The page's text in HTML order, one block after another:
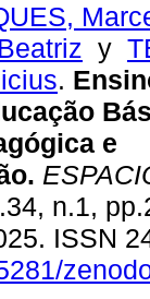
y
.
e
n.1,
ISSN